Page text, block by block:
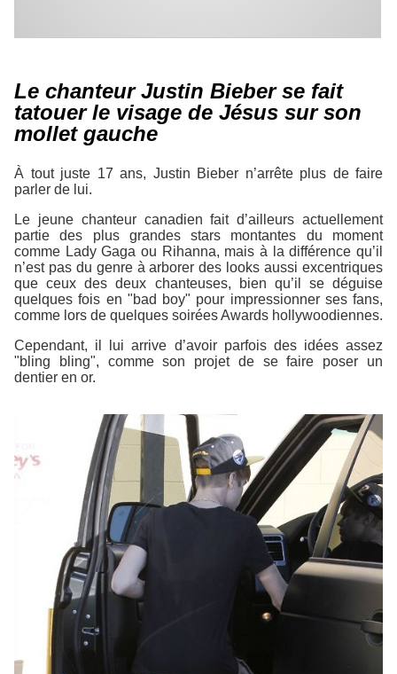
Le chanteur Justin Bieber se fait
tatouer le visage de Jésus sur son
mollet gauche
À tout juste 17 ans, Justin Bieber n’arrête plus de faire
parler de lui.
Le jeune chanteur canadien fait d’ailleurs actuellement
partie des plus grandes stars montantes du moment
comme Lady Gaga ou Rihanna, mais à la différence qu’il
n’est pas du genre à arborer des looks aussi excentriques
que ceux des deux chanteuses, bien qu’il se déguise
quelques fois en "bad boy" pour impressionner ses fans,
comme lors de quelques soirées Awards hollywoodiennes.
Cependant, il lui arrive d’avoir parfois des idées assez
"bling bling", comme son projet de se faire poser un
dentier en or.